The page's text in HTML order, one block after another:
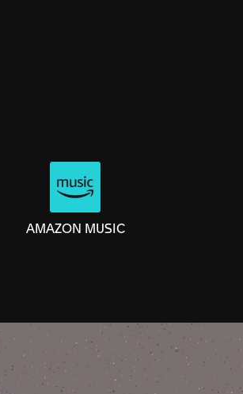
AMAZON MUSIC